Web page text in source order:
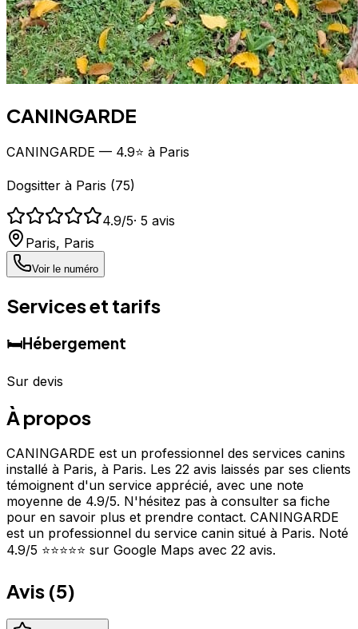
CANINGARDE
CANINGARDE — 4.9⭐ à Paris
Dogsitter à Paris (75)
4.9/5· 5 avis
Paris, Paris
Voir le numéro
Services et tarifs
🛏️Hébergement
Sur devis
À propos
CANINGARDE est un professionnel des services canins
installé à Paris, à Paris. Les 22 avis laissés par ses clients
témoignent d'un service apprécié, avec une note
moyenne de 4.9/5. N'hésitez pas à consulter sa fiche
pour en savoir plus et prendre contact. CANINGARDE
est un professionnel du service canin situé à Paris. Noté
4.9/5 ⭐⭐⭐⭐⭐ sur Google Maps avec 22 avis.
Avis (5)